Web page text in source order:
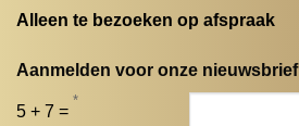
Alleen te bezoeken op afspraak
Aanmelden voor onze nieuwsbrief
5 + 7 =
*